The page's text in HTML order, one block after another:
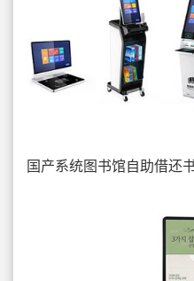
国产系统图书馆自助借还